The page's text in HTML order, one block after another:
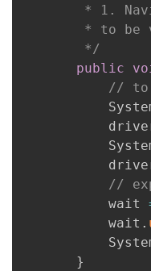
* 1.
* to be
        */
public
// to
//
           wait
           wait
.
}